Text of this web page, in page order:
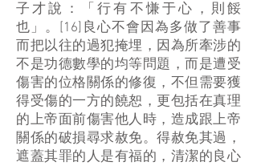
子才說：「行有不慊于心，則餒
也」。[16]良心不會因為多做了善事
而把以往的過犯掩埋，因為所牽涉的
不是功德數學的均等問題，而是遭受
傷害的位格關係的修復，不但需要獲
得受傷的一方的饒恕，更包括在真理
的上帝面前傷害他人時，造成跟上帝
關係的破損尋求赦免。得赦免其過，
遮蓋其罪的人是有福的，清潔的良心